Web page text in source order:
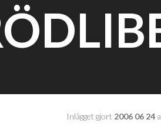
Inlägget gjort 2006 06 24